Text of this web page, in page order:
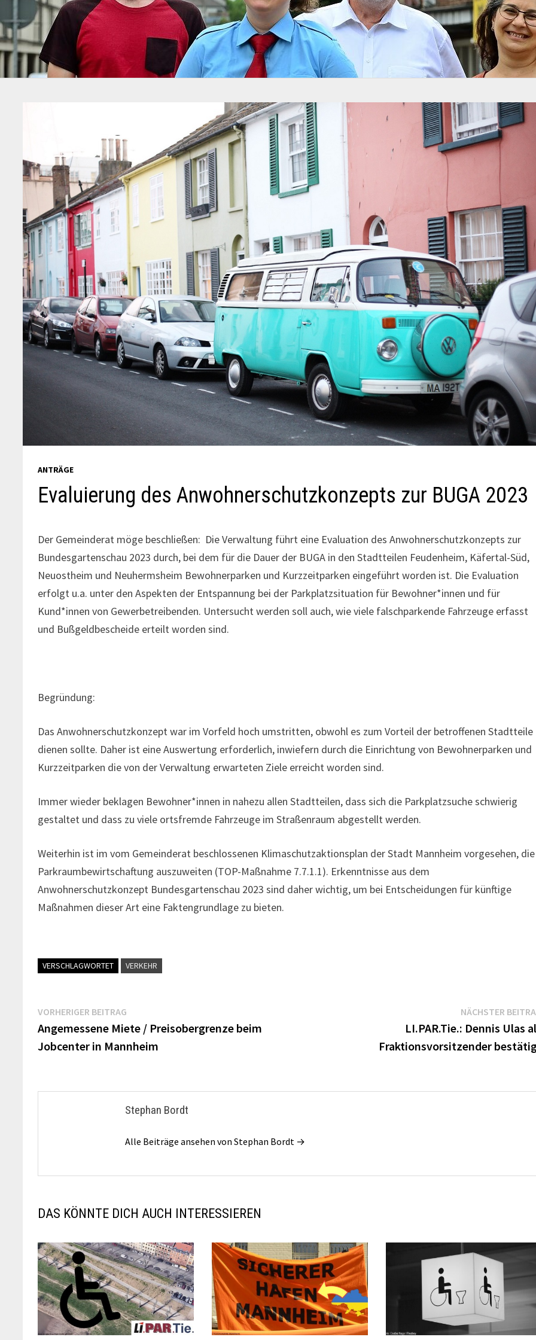
ANTRÄGE
Evaluierung des Anwohnerschutzkonzepts zur BUGA 2023
Der Gemeinderat möge beschließen: Die Verwaltung führt eine Evaluation des Anwohnerschutzkonzepts zur
Bundesgartenschau 2023 durch, bei dem für die Dauer der BUGA in den Stadtteilen Feudenheim, Käfertal-Süd,
Neuostheim und Neuhermsheim Bewohnerparken und Kurzzeitparken eingeführt worden ist. Die Evaluation
erfolgt u.a. unter den Aspekten der Entspannung bei der Parkplatzsituation für Bewohner*innen und für
Kund*innen von Gewerbetreibenden. Untersucht werden soll auch, wie viele falschparkende Fahrzeuge erfasst
und Bußgeldbescheide erteilt worden sind.
Begründung:
Das Anwohnerschutzkonzept war im Vorfeld hoch umstritten, obwohl es zum Vorteil der betroffenen Stadtteile
dienen sollte. Daher ist eine Auswertung erforderlich, inwiefern durch die Einrichtung von Bewohnerparken und
Kurzzeitparken die von der Verwaltung erwarteten Ziele erreicht worden sind.
Immer wieder beklagen Bewohner*innen in nahezu allen Stadtteilen, dass sich die Parkplatzsuche schwierig
gestaltet und dass zu viele ortsfremde Fahrzeuge im Straßenraum abgestellt werden.
Weiterhin ist im vom Gemeinderat beschlossenen Klimaschutzaktionsplan der Stadt Mannheim vorgesehen, die
Parkraumbewirtschaftung auszuweiten (TOP-Maßnahme 7.7.1.1). Erkenntnisse aus dem
Anwohnerschutzkonzept Bundesgartenschau 2023 sind daher wichtig, um bei Entscheidungen für künftige
Maßnahmen dieser Art eine Faktengrundlage zu bieten.
VERSCHLAGWORTET VERKEHR
Beitragsnavigation
VORHERIGER BEITRAG
Beitrag:
Angemessene Miete / Preisobergrenze beim
Jobcenter in Mannheim
NÄCHSTER
LI.PAR.Tie.: Dennis Ulas
Fraktionsvorsitzender
Stephan Bordt
Alle Beiträge ansehen von Stephan Bordt →
DAS KÖNNTE DICH AUCH INTERESSIEREN